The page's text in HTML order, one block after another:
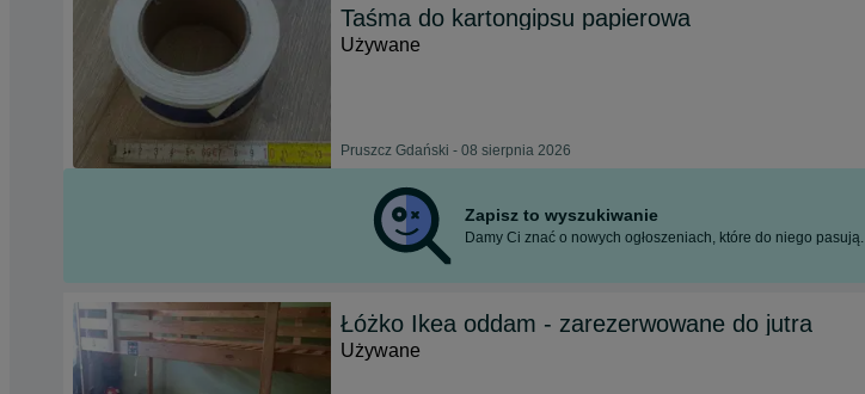
Taśma do kartongipsu papierowa
Używane
Pruszcz Gdański - 08 sierpnia 2026
Zapisz to wyszukiwanie
Damy Ci znać o nowych ogłoszeniach, które do niego pasują.
Łóżko Ikea oddam - zarezerwowane do jutra
Używane